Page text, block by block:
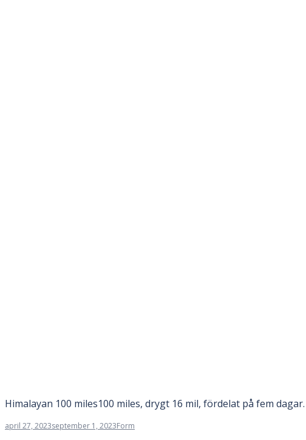
Himalayan 100 miles100 miles, drygt 16 mil, fördelat på fem
april 27, 2023september 1, 2023Form